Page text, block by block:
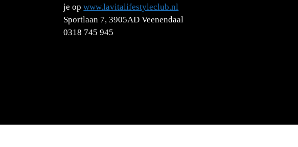
je opwww.lavitalifestyleclub.nl
Sportlaan 7, 3905AD Veenendaal
0318 745 945